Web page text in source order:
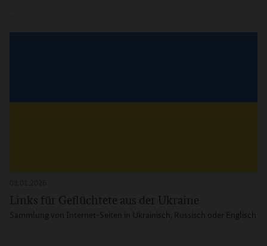
Links für Geflüchtete aus der Ukraine
08.01.2026
Sammlung von Internet-Seiten in Ukrainisch, Russisch oder Englisch